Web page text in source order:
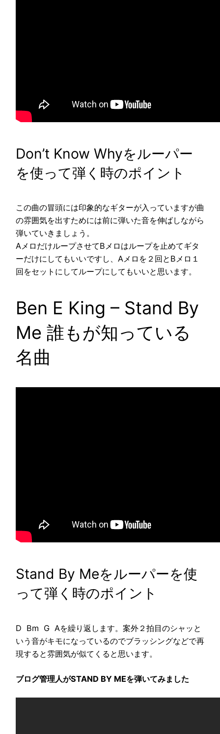
Don’t Know Whyをルーパー
を使って弾く時のポイント
この曲の冒頭には印象的なギターが入っていますが曲
の雰囲気を出すためには前に弾いた音を伸ばしながら
弾いていきましょう。
AメロだけループさせてBメロはループを止めてギタ
ーだけにしてもいいですし、Aメロを２回とBメロ１
回をセットにしてループにしてもいいと思います。
Ben E King – Stand By
Me 誰もが知っている
名曲
Stand By Meをルーパーを使
って弾く時のポイント
D Bm G Aを繰り返します。案外２拍目のシャッと
いう音がキモになっているのでブラッシングなどで再
現すると雰囲気が似てくると思います。
ブログ管理人がSTAND BY MEを弾いてみました